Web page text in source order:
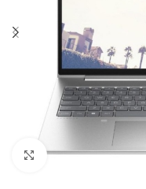
Click to enlarge